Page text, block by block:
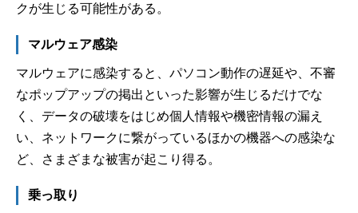
クが生じる可能性がある。
マルウェア感染
マルウェアに感染すると、パソコン動作の遅延や、不審
なポップアップの掲出といった影響が生じるだけでな
く、データの破壊をはじめ個人情報や機密情報の漏え
い、ネットワークに繋がっているほかの機器への感染な
ど、さまざまな被害が起こり得る。
乗っ取り